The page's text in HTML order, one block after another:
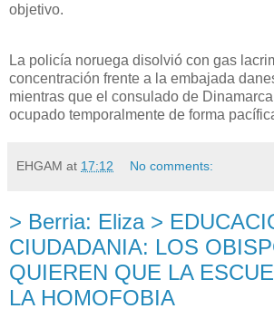
objetivo.
La policía noruega disolvió con gas
concentración frente a la embajada
mientras que el consulado de
ocupado temporalmente de forma
EHGAM at 17:12 No comments:
> Berria: Eliza >
CIUDADANIA: LOS
QUIEREN QUE LA
LA HOMOFOBIA